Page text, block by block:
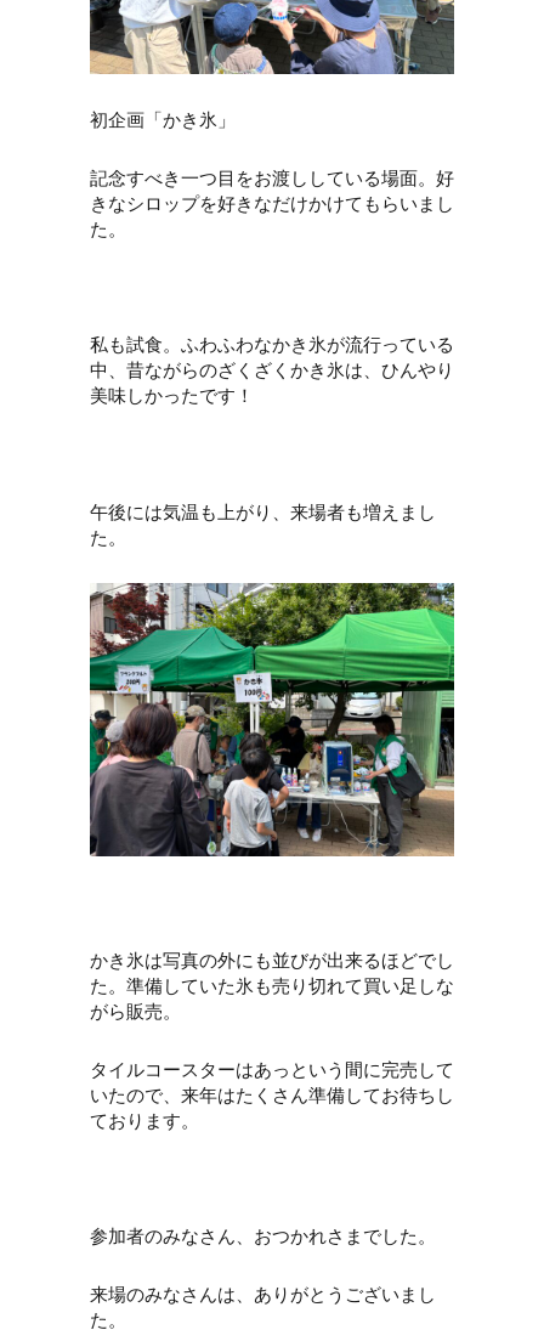
初企画「かき氷」
記念すべき一つ目をお渡ししている場面。好
きなシロップを好きなだけかけてもらいまし
た。
私も試食。ふわふわなかき氷が流行っている
中、昔ながらのざくざくかき氷は、ひんやり
美味しかったです！
午後には気温も上がり、来場者も増えまし
た。
かき氷は写真の外にも並びが出来るほどでし
た。準備していた氷も売り切れて買い足しな
がら販売。
タイルコースターはあっという間に完売して
いたので、来年はたくさん準備してお待ちし
ております。
参加者のみなさん、おつかれさまでした。
来場のみなさんは、ありがとうございまし
た。